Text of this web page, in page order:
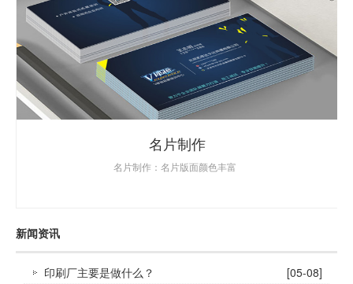
名片制作
名片制作：名片版面颜色丰富
新闻资讯
印刷厂主要是做什么？
[05-08]